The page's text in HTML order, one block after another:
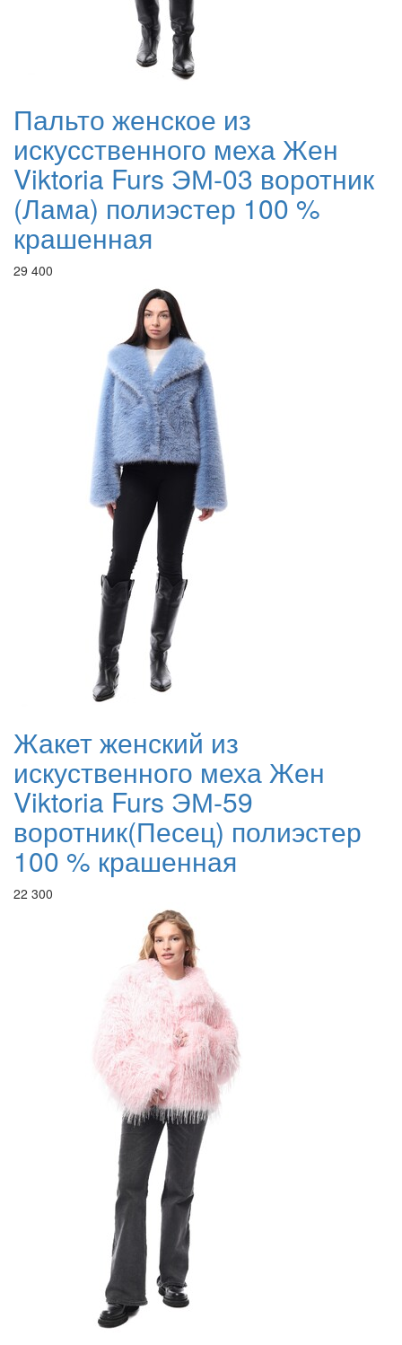
Пальто женское из
искусственного меха Жен
Viktoria Furs ЭМ-03 воротник
(Лама) полиэстер 100 %
крашенная
29 400
Жакет женский из
искуственного меха Жен
Viktoria Furs ЭМ-59
воротник(Песец) полиэстер
100 % крашенная
22 300